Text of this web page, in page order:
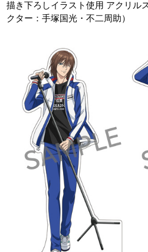
描き下ろしイラスト使用 アクリル
クター：手塚国光・不二周助）